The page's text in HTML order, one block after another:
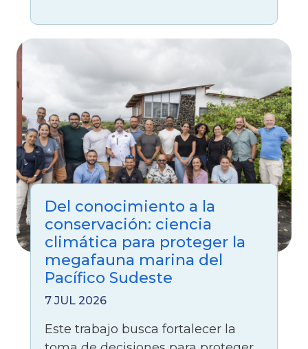
Del conocimiento a la
conservación: ciencia
climática para proteger la
megafauna marina del
Pacífico Sudeste
7 JUL 2026
Este trabajo busca fortalecer la